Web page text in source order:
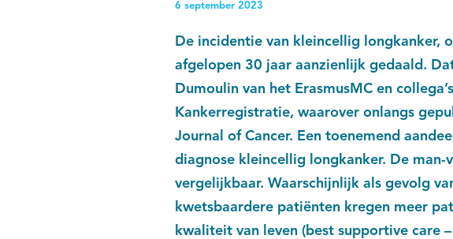
6 september 2023
De incidentie van kleincellig longkanker,
afgelopen 30 jaar aanzienlijk gedaald.
Dumoulin van het ErasmusMC en
Kankerregistratie, waarover onlangs
Journal of Cancer. Een toenemend
diagnose kleincellig longkanker. De
vergelijkbaar. Waarschijnlijk als gevolg
kwetsbaardere patiënten kregen meer
kwaliteit van leven (best supportive care –